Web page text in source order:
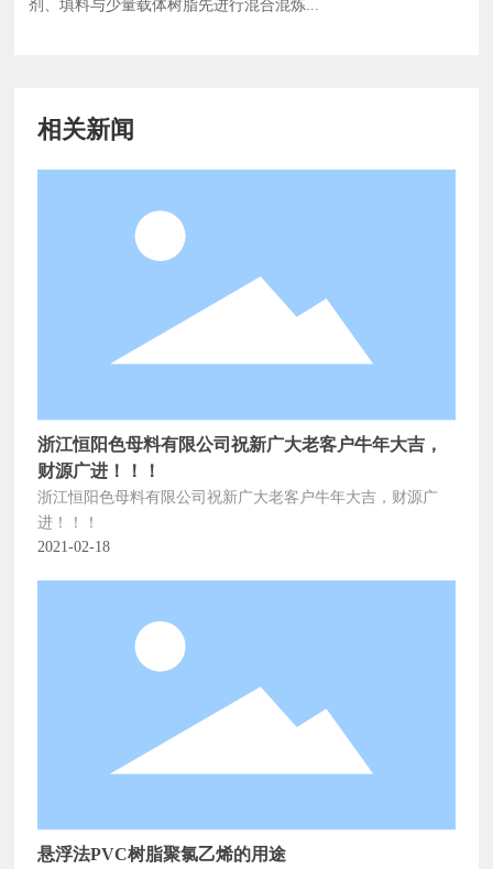
剂、填料与少量载体树脂先进行混合混炼...
相关新闻
浙江恒阳色母料有限公司祝新广大老客户牛年大吉，
财源广进！！！
浙江恒阳色母料有限公司祝新广大老客户牛年大吉，财源广
进！！！
2021-02-18
悬浮法PVC树脂聚氯乙烯的用途